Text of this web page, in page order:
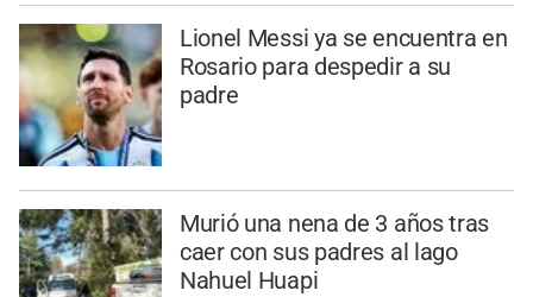
Lionel Messi ya se encuentra en
Rosario para despedir a su
padre
Murió una nena de 3 años tras
caer con sus padres al lago
Nahuel Huapi